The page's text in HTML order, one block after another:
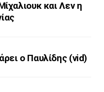
και Λεν η
ο Παυλίδης (vid)